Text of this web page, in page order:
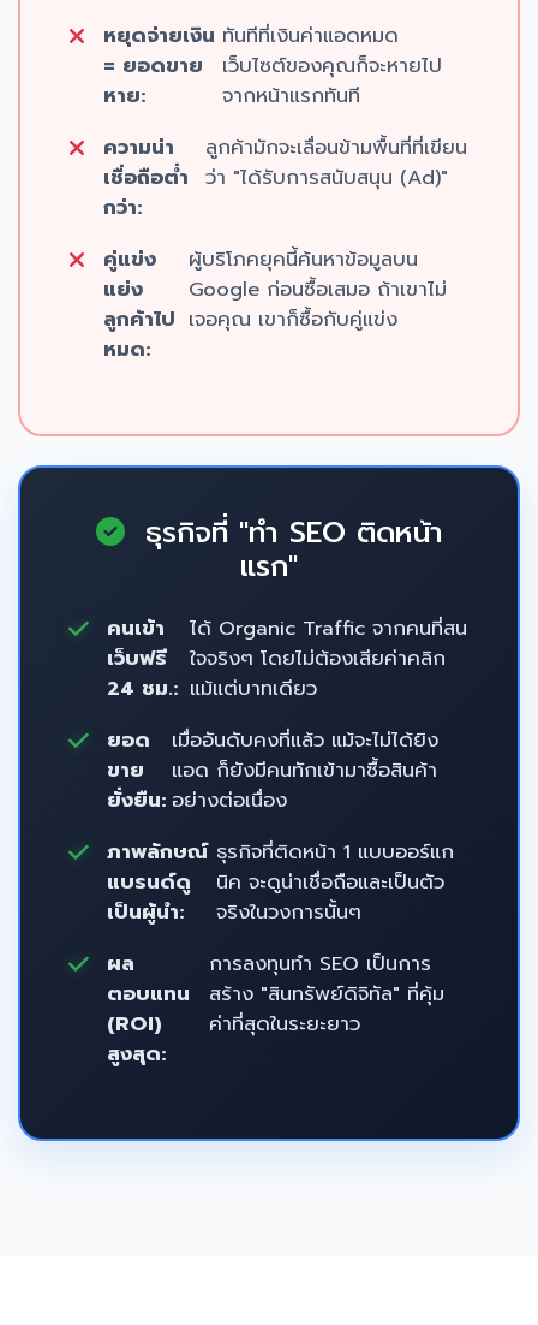
หยุดจ่ายเงิน
= ยอดขาย
หาย:
ทันทีที่เงินค่าแอดหมด
เว็บไซต์ของคุณก็จะหายไป
จากหน้าแรกทันที
ความน่า
เชื่อถือต่ำ
กว่า:
ลูกค้ามักจะเลื่อนข้ามพื้นที่ที่เขียน
ว่า "ได้รับการสนับสนุน (Ad)"
คู่แข่ง
แย่ง
ลูกค้าไป
หมด:
ผู้บริโภคยุคนี้ค้นหาข้อมูลบน
Google ก่อนซื้อเสมอ ถ้าเขาไม่
เจอคุณ เขาก็ซื้อกับคู่แข่ง
ธุรกิจที่ "ทำ SEO ติดหน้า
แรก"
คนเข้า
เว็บฟรี
24 ชม.:
ได้ Organic Traffic จากคนที่สน
ใจจริงๆ โดยไม่ต้องเสียค่าคลิก
แม้แต่บาทเดียว
ยอด
ขาย
ยั่งยืน:
เมื่ออันดับคงที่แล้ว แม้จะไม่ได้ยิง
แอด ก็ยังมีคนทักเข้ามาซื้อสินค้า
อย่างต่อเนื่อง
ภาพลักษณ์
แบรนด์ดู
เป็นผู้นำ:
ธุรกิจที่ติดหน้า 1 แบบออร์แก
นิค จะดูน่าเชื่อถือและเป็นตัว
จริงในวงการนั้นๆ
ผล
ตอบแทน
(ROI)
สูงสุด:
การลงทุนทำ SEO เป็นการ
สร้าง "สินทรัพย์ดิจิทัล" ที่คุ้ม
ค่าที่สุดในระยะยาว